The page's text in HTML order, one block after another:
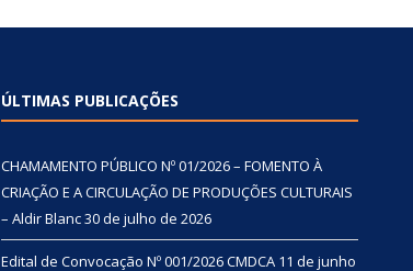
ÚLTIMAS PUBLICAÇÕES
CHAMAMENTO PÚBLICO Nº 01/2026 – FOMENTO À
CRIAÇÃO E A CIRCULAÇÃO DE PRODUÇÕES CULTURAIS
– Aldir Blanc30 de julho de 2026
Edital de Convocação Nº 001/2026 CMDCA 11 de junho